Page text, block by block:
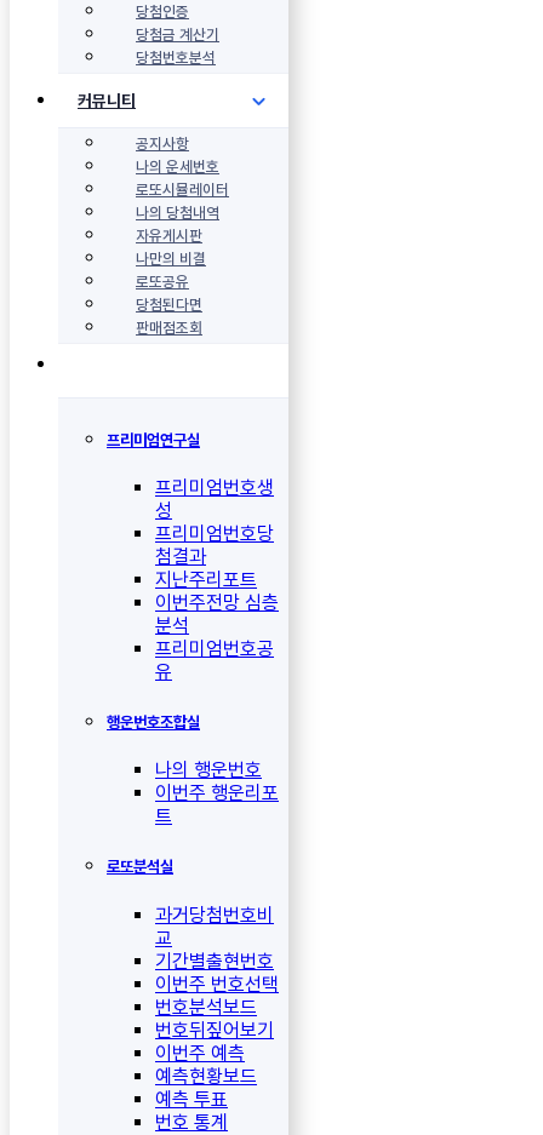
당첨인증
당첨금 계산기
당첨번호분석
커뮤니티
공지사항
나의 운세번호
로또시뮬레이터
나의 당첨내역
자유게시판
나만의 비결
로또공유
당첨된다면
판매점조회
프리미엄연구실
프리미엄번호생
성
프리미엄번호당
첨결과
지난주리포트
이번주전망 심층
분석
프리미엄번호공
유
행운번호조합실
나의 행운번호
이번주 행운리포
트
로또분석실
과거당첨번호비
교
기간별출현번호
이번주 번호선택
번호분석보드
번호뒤짚어보기
이번주 예측
예측현황보드
예측 투표
번호 통계